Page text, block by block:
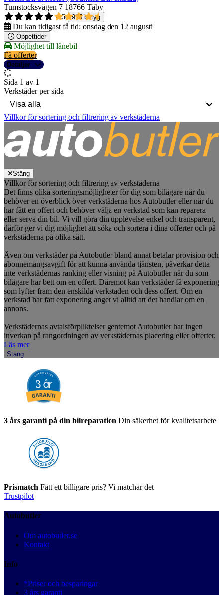
Tumstocksvägen 7 18766 Täby
4,5
915 betyg
Du kan tidigast få tid: onsdag den 12 augusti
Öppettider
Möjlighet till lånebil
Få offerter
Detaljer
Sida 1 av 1
Verkstäder per sida
Villkor för sortering och filtrering av verkstäderna
Stäng
Villkor för sortering och filtrering av verkstäderna
Det finns olika sorteringsmöjligheter för dig som bilägare när du
behöver en överblick över verkstäderna hos Autobutler eller när du
har fått en offert och behöver välja en verkstad som kan reparera
eller serva din bil. Vi vill göra din upplevelse enkel och transparent,
därför ger vi dig möjlighet att söka och sortera i dina offerter och på
verkstäderna på olika sätt.
Även om verkstäder på Autobutler bland annat betalar provision och
abonnemangsavgift för att kunna använda tjänsten, påverkar detta
inte verkstädernas ranking eller visning på Autobutler när du som
bilägare har bett om en offert. Däremot kan verkstäder få exponering
som lyfter fram den enskilda verkstaden och dess offert. Om en
verkstad har fått exponering anger vi alltid att det handlar om en
annons.
Verkstädernas avtalsförpliktelser gentemot Autobutler har ingen
inverkan på rangordningen av verkstädernas placering eller offerter.
Läs mer
Stäng
3 års garanti på din bilreparation Din säkerhet för kvalitetsarbete
Prismatch Fått ett billigare pris? Vi matchar det
Trustpilot
Autobutler
Om autobutler.se
Kontakt
Info
*Priser och besparingar
3 års garanti